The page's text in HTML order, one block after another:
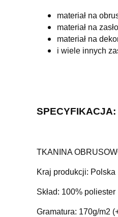
materiał na
materiał na
materiał na
i wiele innych
SPECYFIKACJA:
TKANINA
Kraj produkcji: Polska
Skład: 100% poliester
Gramatura: 170g/m2